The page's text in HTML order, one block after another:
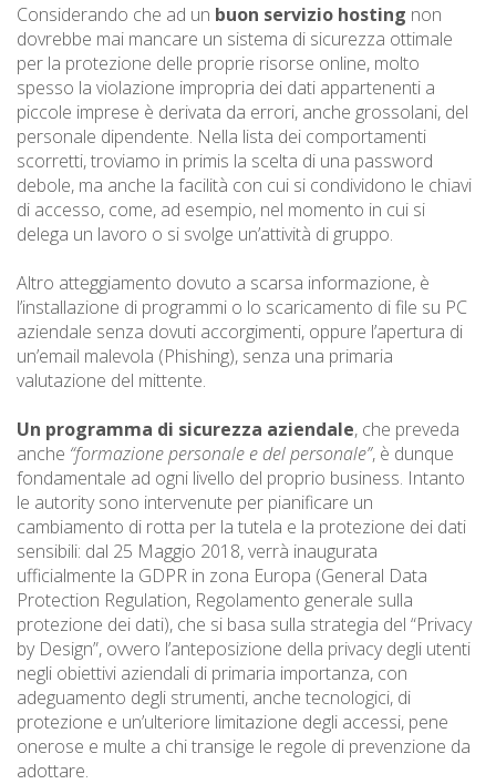
Considerando che ad un buon servizio hosting non
dovrebbe mai mancare un sistema di sicurezza ottimale
per la protezione delle proprie risorse online, molto
spesso la violazione impropria dei dati appartenenti a
piccole imprese è derivata da errori, anche grossolani, del
personale dipendente. Nella lista dei comportamenti
scorretti, troviamo in primis la scelta di una password
debole, ma anche la facilità con cui si condividono le chiavi
di accesso, come, ad esempio, nel momento in cui si
delega un lavoro o si svolge un’attività di gruppo.
Altro atteggiamento dovuto a scarsa informazione, è
l’installazione di programmi o lo scaricamento di file su PC
aziendale senza dovuti accorgimenti, oppure l’apertura di
un’email malevola (Phishing), senza una primaria
valutazione del mittente.
Un programma di sicurezza aziendale, che preveda
anche “formazione personale e del personale”, è dunque
fondamentale ad ogni livello del proprio business. Intanto
le autority sono intervenute per pianificare un
cambiamento di rotta per la tutela e la protezione dei dati
sensibili: dal 25 Maggio 2018, verrà inaugurata
ufficialmente la GDPR in zona Europa (General Data
Protection Regulation, Regolamento generale sulla
protezione dei dati), che si basa sulla strategia del “Privacy
by Design”, ovvero l’anteposizione della privacy degli utenti
negli obiettivi aziendali di primaria importanza, con
adeguamento degli strumenti, anche tecnologici, di
protezione e un’ulteriore limitazione degli accessi, pene
onerose e multe a chi transige le regole di prevenzione da
adottare.